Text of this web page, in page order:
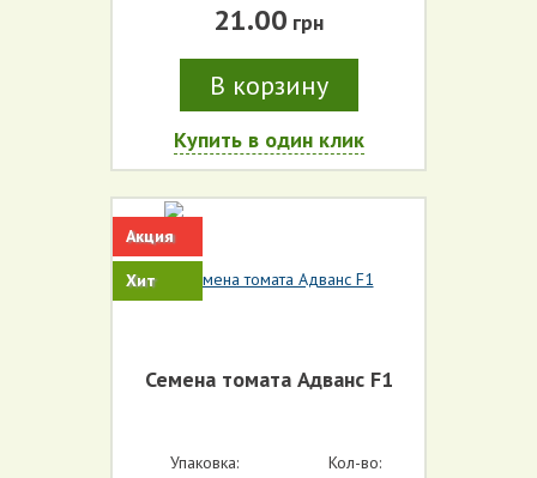
21.00 грн
В корзину
Купить в один клик
Акция
Хит
Семена томата Адванс F1
Упаковка: Кол-во: